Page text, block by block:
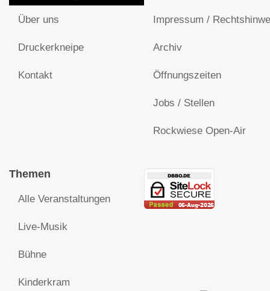
Über uns
Druckerkneipe
Kontakt
Impressum /
Archiv
Öffnungszeiten
Jobs / Stellen
Rockwiese Open-Air
Themen
Alle Veranstaltungen
Live-Musik
Bühne
Kinderkram